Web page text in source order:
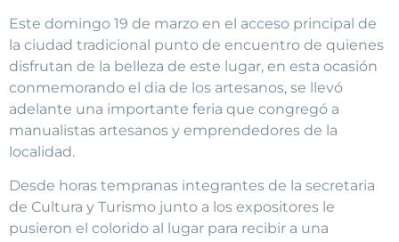
Este domingo 19 de marzo en el acceso principal de
la ciudad tradicional punto de encuentro de quienes
disfrutan de la belleza de este lugar, en esta ocasión
conmemorando el dia de los artesanos, se llevó
adelante una importante feria que congregó a
manualistas artesanos y emprendedores de la
localidad.
Desde horas tempranas integrantes de la secretaria
de Cultura y Turismo junto a los expositores le
pusieron el colorido al lugar para recibir a una